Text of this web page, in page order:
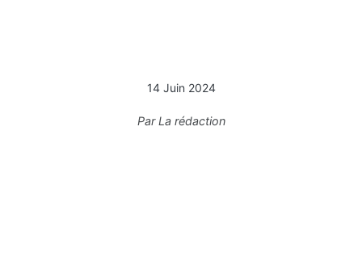
14 Juin 2024
ParLa rédaction